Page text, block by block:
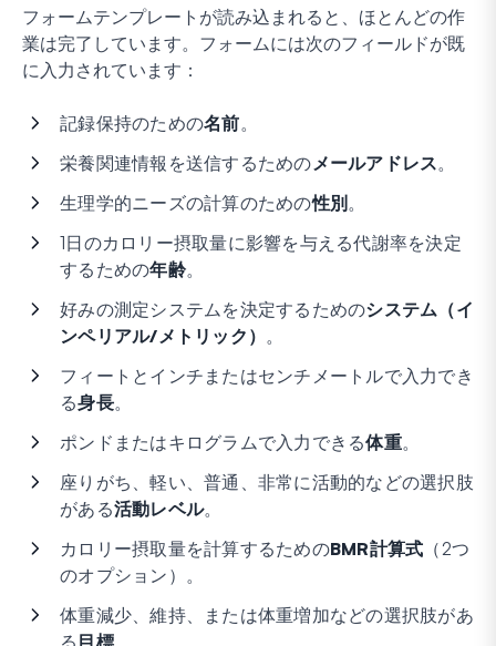
フォームテンプレートが読み込まれると、ほとんどの作
業は完了しています。フォームには次のフィールドが既
に入力されています：
記録保持のための名前。
栄養関連情報を送信するための メールアドレス。
生理学的ニーズの計算のための性別。
1日のカロリー摂取量に影響を与える代謝率を決定
するための年齢。
好みの測定システムを決定するためのシステム（イ
ンペリアル/メトリック） 。
フィートとインチまたはセンチメートルで入力でき
る身長。
ポンドまたはキログラムで入力できる体重。
座りがち、軽い、普通、非常に活動的などの選択肢
がある活動レベル。
カロリー摂取量を計算するためのBMR計算式 （2つ
のオプション）。
体重減少、維持、または体重増加などの選択肢があ
る 目標。